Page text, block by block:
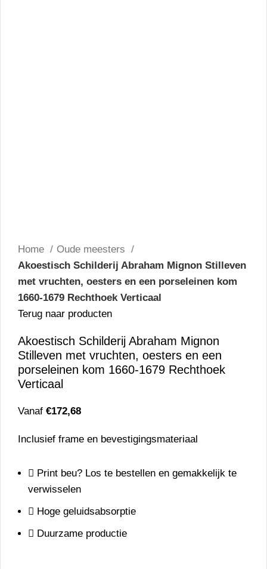
Home
Oude meesters
Akoestisch Schilderij Abraham Mignon Stilleven
met vruchten, oesters en een porseleinen kom
1660-1679 Rechthoek Verticaal
Terug naar producten
Akoestisch Schilderij Abraham Mignon
Stilleven met vruchten, oesters en een
porseleinen kom 1660-1679 Rechthoek
Verticaal
Vanaf €172,68
Inclusief frame en bevestigingsmateriaal
Print beu? Los te bestellen en gemakkelijk te
verwisselen
Hoge geluidsabsorptie
Duurzame productie